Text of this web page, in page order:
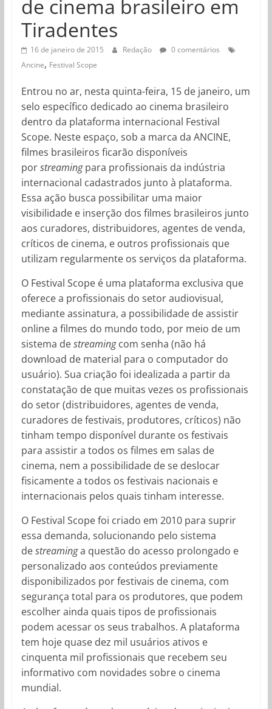
de cinema brasileiro em
Tiradentes
16 de janeiro de 2015 Redação
0 comentários
Ancine, Festival Scope
Entrou no ar, nesta quinta-feira, 15 de janeiro, um
selo específico dedicado ao cinema brasileiro
dentro da plataforma internacional Festival
Scope. Neste espaço, sob a marca da ANCINE,
filmes brasileiros ficarão disponíveis
porstreamingpara profissionais da indústria
internacional cadastrados junto à plataforma.
Essa ação busca possibilitar uma maior
visibilidade e inserção dos filmes brasileiros junto
aos curadores, distribuidores, agentes de venda,
críticos de cinema, e outros profissionais que
utilizam regularmente os serviços da plataforma.
O Festival Scope é uma plataforma exclusiva que
oferece a profissionais do setor audiovisual,
mediante assinatura, a possibilidade de assistir
online a filmes do mundo todo, por meio de um
sistema destreamingcom senha (não há
download de material para o computador do
usuário). Sua criação foi idealizada a partir da
constatação de que muitas vezes os profissionais
do setor (distribuidores, agentes de venda,
curadores de festivais, produtores, críticos) não
tinham tempo disponível durante os festivais
para assistir a todos os filmes em salas de
cinema, nem a possibilidade de se deslocar
fisicamente a todos os festivais nacionais e
internacionais pelos quais tinham interesse.
O Festival Scope foi criado em 2010 para suprir
essa demanda, solucionando pelo sistema
destreaminga questão do acesso prolongado e
personalizado aos conteúdos previamente
disponibilizados por festivais de cinema, com
segurança total para os produtores, que podem
escolher ainda quais tipos de profissionais
podem acessar os seus trabalhos. A plataforma
tem hoje quase dez mil usuários ativos e
cinquenta mil profissionais que recebem seu
informativo com novidades sobre o cinema
mundial.